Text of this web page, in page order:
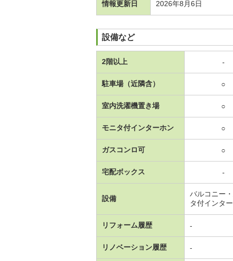
情報更新日 2026年8月6日
設備など
2階以上 -
駐車場（近隣含） ○
室内洗濯機置き場 ○
モニタ付インターホン ○
ガスコンロ可 ○
宅配ボックス -
設備
バルコニー
タ付インタ
リフォーム履歴 -
リノベーション履歴 -